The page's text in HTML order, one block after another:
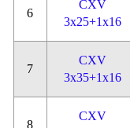
6
CXV
3x25+1x16
7
CXV
3x35+1x16
8
CXV